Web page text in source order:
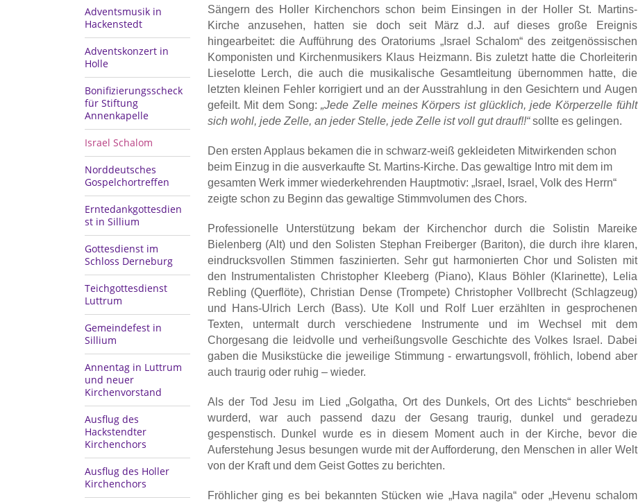
Adventsmusik in
Hackenstedt
Adventskonzert in
Holle
Bonifizierungsscheck
für Stiftung
Annenkapelle
Israel Schalom
Norddeutsches
Gospelchortreffen
Erntedankgottesdien
st in Sillium
Gottesdienst im
Schloss Derneburg
Teichgottesdienst
Luttrum
Gemeindefest in
Sillium
Annentag in Luttrum
und neuer
Kirchenvorstand
Ausflug des
Hackstendter
Kirchenchors
Ausflug des Holler
Kirchenchors
Sängern des Holler Kirchenchors schon beim Einsingen in der Holler St. Martins-
Kirche anzusehen, hatten sie doch seit März d.J. auf dieses große Ereignis
hingearbeitet: die Aufführung des Oratoriums „Israel Schalom“ des zeitgenössischen
Komponisten und Kirchenmusikers Klaus Heizmann. Bis zuletzt hatte die Chorleiterin
Lieselotte Lerch, die auch die musikalische Gesamtleitung übernommen hatte, die
letzten kleinen Fehler korrigiert und an der Ausstrahlung in den Gesichtern und Augen
gefeilt. Mit dem Song:„Jede Zelle meines Körpers ist glücklich, jede Körperzelle fühlt
sich wohl, jede Zelle, an jeder Stelle, jede Zelle ist voll gut drauf!!“sollte es gelingen.
Den ersten Applaus bekamen die in schwarz-weiß gekleideten Mitwirkenden schon
beim Einzug in die ausverkaufte St. Martins-Kirche. Das gewaltige Intro mit dem im
gesamten Werk immer wiederkehrenden Hauptmotiv: „Israel, Israel, Volk des Herrn“
zeigte schon zu Beginn das gewaltige Stimmvolumen des Chors.
Professionelle Unterstützung bekam der Kirchenchor durch die Solistin Mareike
Bielenberg (Alt) und den Solisten Stephan Freiberger (Bariton), die durch ihre klaren,
eindrucksvollen Stimmen faszinierten. Sehr gut harmonierten Chor und Solisten mit
den Instrumentalisten Christopher Kleeberg (Piano), Klaus Böhler (Klarinette), Lelia
Rebling (Querflöte), Christian Dense (Trompete) Christopher Vollbrecht (Schlagzeug)
und Hans-Ulrich Lerch (Bass). Ute Koll und Rolf Luer erzählten in gesprochenen
Texten, untermalt durch verschiedene Instrumente und im Wechsel mit dem
Chorgesang die leidvolle und verheißungsvolle Geschichte des Volkes Israel. Dabei
gaben die Musikstücke die jeweilige Stimmung - erwartungsvoll, fröhlich, lobend aber
auch traurig oder ruhig – wieder.
Als der Tod Jesu im Lied „Golgatha, Ort des Dunkels, Ort des Lichts“ beschrieben
wurderd, war auch passend dazu der Gesang traurig, dunkel und geradezu
gespenstisch. Dunkel wurde es in diesem Moment auch in der Kirche, bevor die
Auferstehung Jesus besungen wurde mit der Aufforderung, den Menschen in aller Welt
von der Kraft und dem Geist Gottes zu berichten.
Fröhlicher ging es bei bekannten Stücken wie „Hava nagila“ oder „Hevenu schalom